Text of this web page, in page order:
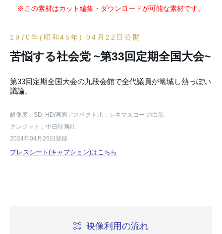
※この素材はカット編集・ダウンロードが可能な素材です。
1970年(昭和45年) 04月22日公開
苦悩する社会党 ~第33回定期全国大会~
第33回定期全国大会の九段会館で全代議員が篭城し熱っぽい
議論。
解像度：SD, HD/画面アスペクト比：シネマスコープ/白黒
クレジット：中日映画社
2024年04月26日登録
プレスシート(キャプション)はこちら
映像利用の流れ